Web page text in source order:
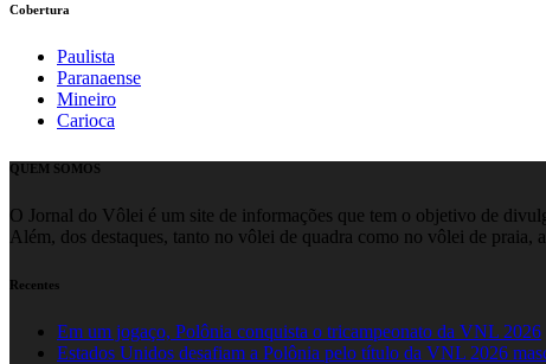
Cobertura
Paulista
Paranaense
Mineiro
Carioca
QUEM SOMOS
O Jornal do Vôlei é um site de informações que tem o objetivo de
Além, dos destaques, tanto no vôlei de quadra como no vôlei de praia,
Recentes
Em um jogaço, Polônia conquista o tricampeonato da VNL 2026
Estados Unidos desafiam a Polônia pelo título da VNL 2026